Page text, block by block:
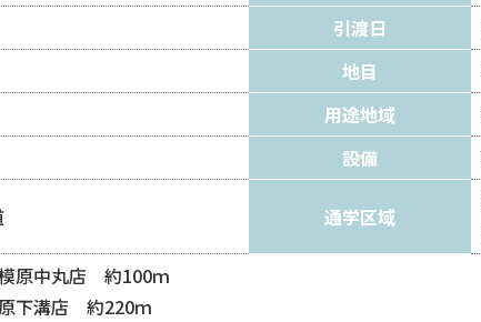
引渡日
地目
用途地域
設備
通学区域
原中丸店 約100ｍ
下溝店 約220ｍ